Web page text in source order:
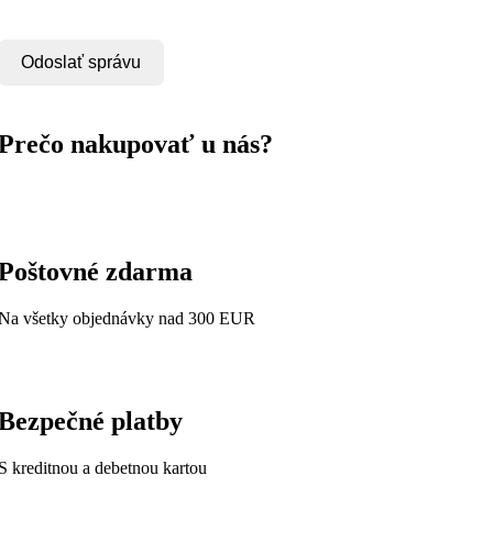
Odoslať správu
nakupovať u nás?
zdarma
všetky objednávky nad 300 EUR
platby
kreditnou a debetnou kartou